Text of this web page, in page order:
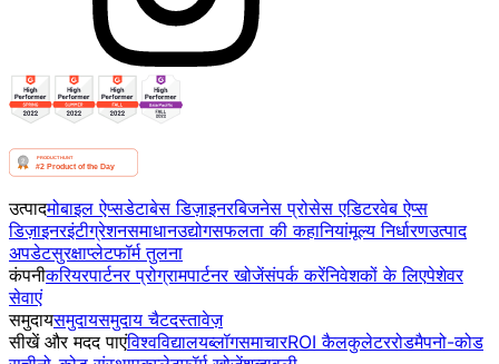
उत्पादमोबाइल ऐप्सडेटाबेस डिज़ाइनरबिजनेस प्रोसेस एडिटरवेब ऐप्स
डिज़ाइनरइंटीग्रेशनसमाधानउद्योगसफलता की कहानियांमूल्य निर्धारणउत्पाद
अपडेटसुरक्षाप्लेटफॉर्म तुलना
कंपनीकरियरपार्टनर प्रोग्रामपार्टनर खोजेंसंपर्क करेंनिवेशकों के लिएपेशेवर
सेवाएं
समुदायसमुदायसमुदाय चैटदस्तावेज़
सीखें और मदद पाएंविश्वविद्यालयब्लॉगसमाचारROI कैलकुलेटररोडमैपनो-कोड